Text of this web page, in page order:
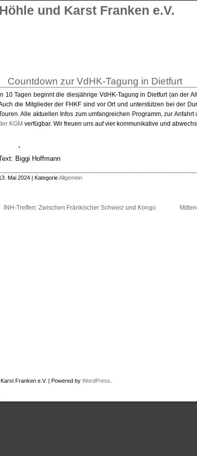
und Karst Franken e.V.
Countdown zur VdHK-Tagung in Dietfurt
10 Tagen beginnt die diesjährige VdHK-Tagung in Dietfurt (an der
die Mitglieder der FHKF sind vor Ort und unterstützen bei der
Alle aktuellen Infos zum umfangreichen Programm, zur
KGM verfügbar. Wir freuen uns auf vier kommunikative und
Biggi Hoffmann
Mai 2024 | KategorieAllgemein
INH-Treffen: Zwischen Fränkischer Schweiz und Kongo
Franken e.V. | Powered by WordPress